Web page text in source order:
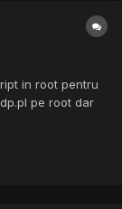
in root pentru
pe root dar
inutile